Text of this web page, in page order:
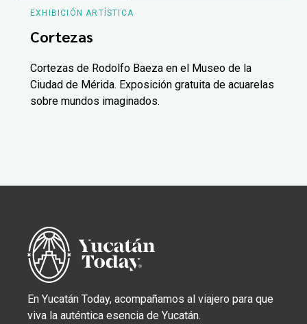
EXHIBICIÓN ARTÍSTICA
Cortezas
Cortezas de Rodolfo Baeza en el Museo de la
Ciudad de Mérida. Exposición gratuita de acuarelas
sobre mundos imaginados.
En Yucatán Today, acompañamos al viajero para que
viva la auténtica esencia de Yucatán.